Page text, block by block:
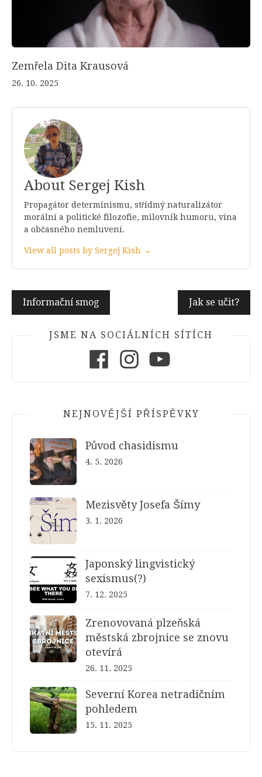
Zemřela Dita Krausová
26. 10. 2025
About Sergej Kish
Propagátor determinismu, střídmý naturalizátor
morální a politické filozofie, milovník humoru, vína
a občasného nemluvení.
View all posts by Sergej Kish →
Navigace
pro
příspěvek
Informační smog Jak se učit?
JSME NA SOCIÁLNÍCH SÍTÍCH
NEJNOVĚJŠÍ PŘÍSPĚVKY
Původ chasidismu
4. 5. 2026
Mezisvěty Josefa Šímy
3. 1. 2026
Japonský lingvistický
sexismus(?)
7. 12. 2025
Zrenovovaná plzeňská
městská zbrojnice se znovu
otevírá
26. 11. 2025
Severní Korea netradičním
pohledem
15. 11. 2025